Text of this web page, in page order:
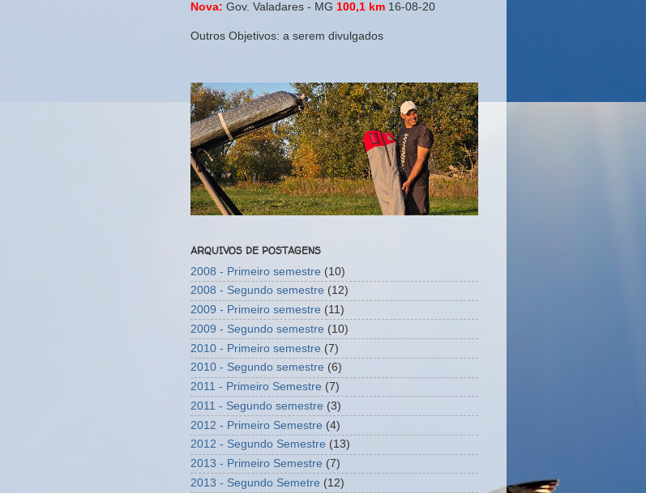
Nova: Gov. Valadares - MG 100,1 km 16-08-20
Outros Objetivos: a serem divulgados
ARQUIVOS DE POSTAGENS
2008 - Primeiro semestre (10)
2008 - Segundo semestre (12)
2009 - Primeiro semestre (11)
2009 - Segundo semestre (10)
2010 - Primeiro semestre (7)
2010 - Segundo semestre (6)
2011 - Primeiro Semestre (7)
2011 - Segundo semestre (3)
2012 - Primeiro Semestre (4)
2012 - Segundo Semestre (13)
2013 - Primeiro Semestre (7)
2013 - Segundo Semetre (12)